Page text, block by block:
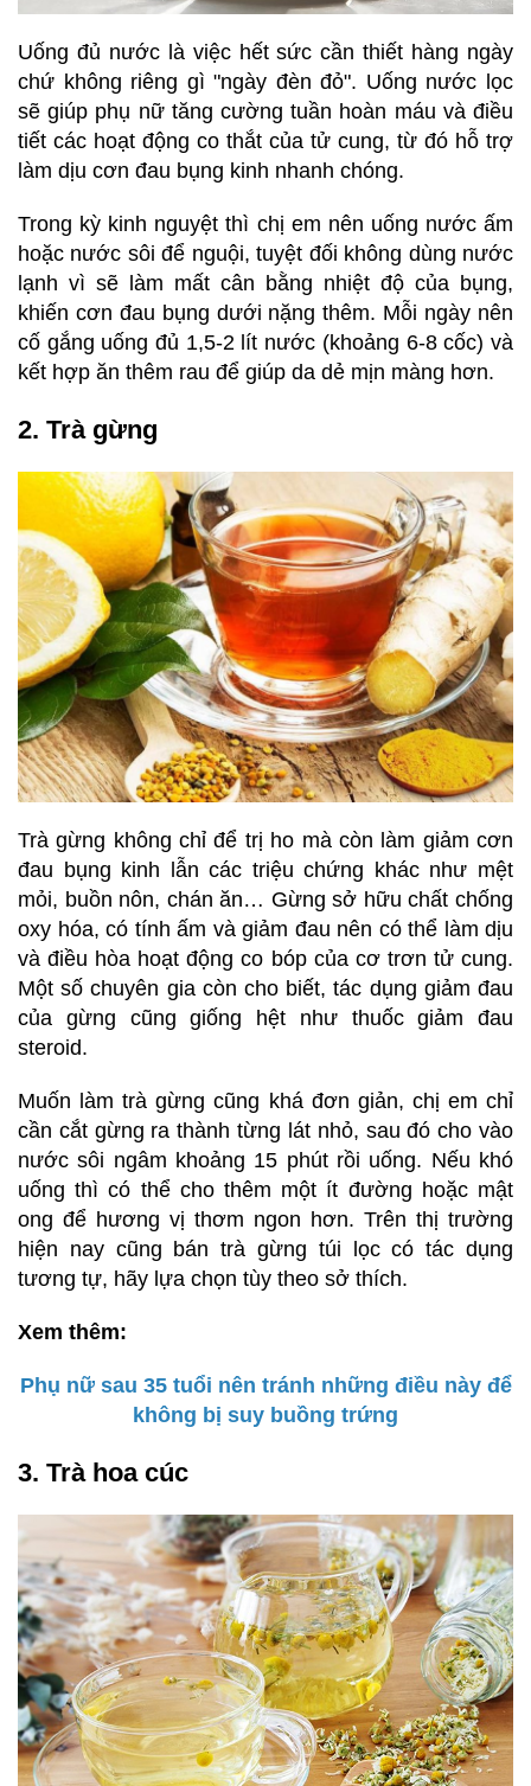
Uống đủ nước là việc hết sức cần thiết hàng ngày
chứ không riêng gì "ngày đèn đỏ". Uống nước lọc
sẽ giúp phụ nữ tăng cường tuần hoàn máu và điều
tiết các hoạt động co thắt của tử cung, từ đó hỗ trợ
làm dịu cơn đau bụng kinh nhanh chóng.
Trong kỳ kinh nguyệt thì chị em nên uống nước ấm
hoặc nước sôi để nguội, tuyệt đối không dùng nước
lạnh vì sẽ làm mất cân bằng nhiệt độ của bụng,
khiến cơn đau bụng dưới nặng thêm. Mỗi ngày nên
cố gắng uống đủ 1,5-2 lít nước (khoảng 6-8 cốc) và
kết hợp ăn thêm rau để giúp da dẻ mịn màng hơn.
2. Trà gừng
Trà gừng không chỉ để trị ho mà còn làm giảm cơn
đau bụng kinh lẫn các triệu chứng khác như mệt
mỏi, buồn nôn, chán ăn… Gừng sở hữu chất chống
oxy hóa, có tính ấm và giảm đau nên có thể làm dịu
và điều hòa hoạt động co bóp của cơ trơn tử cung.
Một số chuyên gia còn cho biết, tác dụng giảm đau
của gừng cũng giống hệt như thuốc giảm đau
steroid.
Muốn làm trà gừng cũng khá đơn giản, chị em chỉ
cần cắt gừng ra thành từng lát nhỏ, sau đó cho vào
nước sôi ngâm khoảng 15 phút rồi uống. Nếu khó
uống thì có thể cho thêm một ít đường hoặc mật
ong để hương vị thơm ngon hơn. Trên thị trường
hiện nay cũng bán trà gừng túi lọc có tác dụng
tương tự, hãy lựa chọn tùy theo sở thích.
Xem thêm:
Phụ nữ sau 35 tuổi nên tránh những điều này để
không bị suy buồng trứng
3. Trà hoa cúc